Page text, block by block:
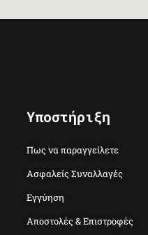
Υποστήριξη
Πως να παραγγείλετε
Ασφαλείς Συναλλαγές
Εγγύηση
Αποστολές & Επιστροφές